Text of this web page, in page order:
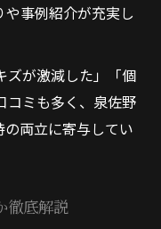
事例紹介が充実し
ズが激減した」「個
コミも多く、泉佐野
両立に寄与してい
徹底解説